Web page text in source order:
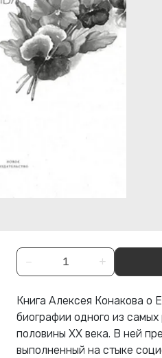
− +
Книга Алексея Конакова о
биографии одного из
половины XX века. В ней
выполненный на стыке